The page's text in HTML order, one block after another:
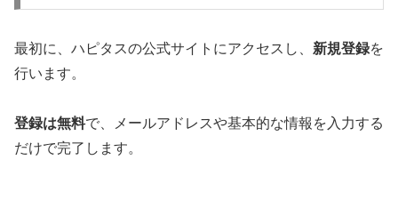
最初に、ハピタスの公式サイトにアクセスし、 新規登録を
行います。
登録は無料で、メールアドレスや基本的な情報を入力する
だけで完了します。